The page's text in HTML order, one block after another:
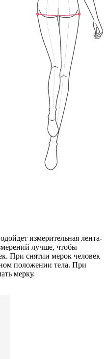
измерительная лента-
лучше, чтобы
При снятии мерок человек
положении тела. При
мерку.